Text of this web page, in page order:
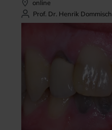
online
Prof. Dr. Henrik Dommisch